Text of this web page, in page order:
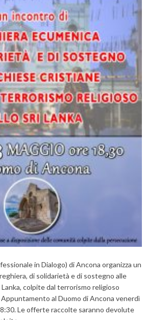
in Dialogo) di Ancona organizza un
di solidarietà e di sostegno alle
colpite dal terrorismo religioso
al Duomo di Ancona venerdì
Le offerte raccolte saranno devolute